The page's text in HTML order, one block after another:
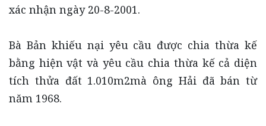
xác nhận ngày 20-8-2001.
Bà Bản khiếu nại yêu cầu được chia thừa kế
bằng hiện vật và yêu cầu chia thừa kế cả diện
tích thửa đất 1.010m2mà ông Hải đã bán từ
năm 1968.